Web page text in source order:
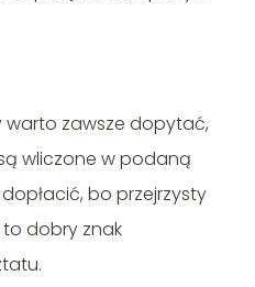
zawsze dopytać,
wliczone w podaną
bo przejrzysty
to dobry znak